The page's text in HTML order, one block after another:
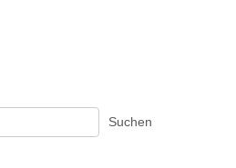
Suchen